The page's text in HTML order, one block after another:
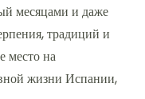
месяцами и даже
традиций и
место на
жизни Испании,